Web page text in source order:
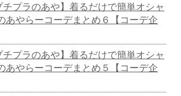
チプラのあや】着るだけで簡単オシャ
あやらーコーデまとめ６【コーデ企
チプラのあや】着るだけで簡単オシャ
あやらーコーデまとめ５【コーデ企